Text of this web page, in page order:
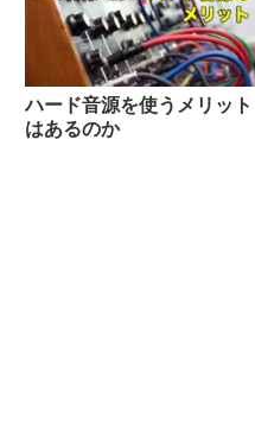
ハード音源を使うメリット
はあるのか